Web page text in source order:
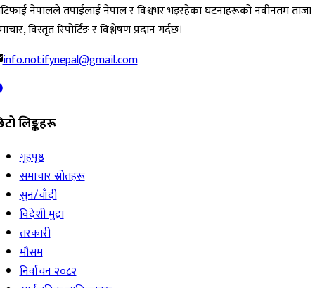
नेपालले तपाईंलाई नेपाल र विश्वभर भइरहेका घटनाहरूको नवीनतम ताजा
विस्तृत रिपोर्टिङ र विश्लेषण प्रदान गर्दछ।
info.notifynepal@gmail.com
लिङ्कहरू
गृहपृष्ठ
समाचार स्रोतहरू
सुन/चाँदी
विदेशी मुद्रा
तरकारी
मौसम
निर्वाचन २०८२